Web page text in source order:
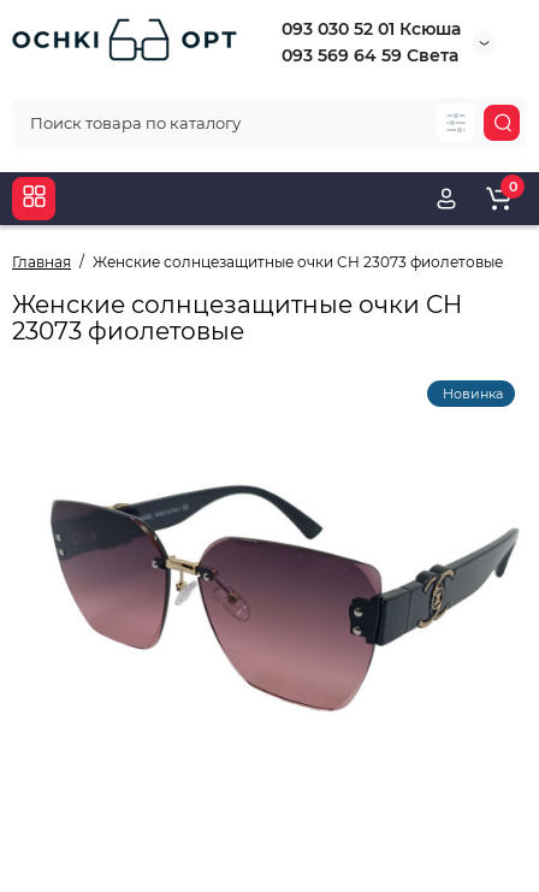
093 030 52 01 Ксюша
093 569 64 59 Света
0
Главная Женские солнцезащитные очки CH 23073 фиолетовые
Женские солнцезащитные очки CH
23073 фиолетовые
Новинка